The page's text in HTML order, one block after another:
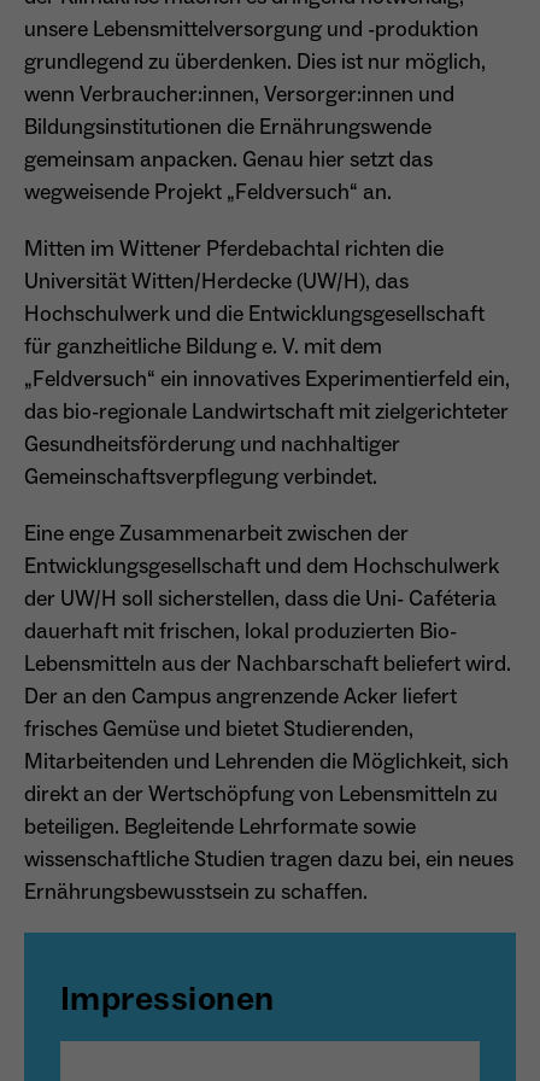
Name PHPSESSID
Anbieter Session Cookies
Laufzeit
Sessio-Cookie wird beim Schliessen der
Zweck
PHPs Standard Sitzungs-Identifikation
(Formulare).
Name be_typo_user
Anbieter
Zweck
Dieser Cookie teilt der Webseite mit, ob ein
Besucher im Typo3-Backend angemeldet ist
und die Rechte besitzt diese zu verwalten.
Name cookie_optin
Anbieter Sgalinski
Laufzeit 1 Monat
Speichert den Zustimmungsstatus des
Anbieter Matomo
Laufzeit 13 Monate
Zweck
Dient zur anonymen Wiedererkennung eines
Besuchers.
Name _pk_ses*
Anbieter Matomo
Laufzeit 30 Minuten
Zweck
Speichert vorübergehend Daten der
aktuellen Sitzung.
Anbieter Matomo
Laufzeit
Zweck Speichert die Herkunft des Besuchers.
Name MATOMO_SESSID
Anbieter Matomo
Zweck
Temporäre Session-ID, ohne
personenbezogene Daten.
Aktivierung Mehrsprachigkeit
Diese Cookies ermöglichen die automatische Übersetzung
der Website-Inhalte durch GTranslate.
Name googtrans
Laufzeit 1 Jahr
Zweck
Speichert die vom Nutzer gewählte Sprache
für die automatische Übersetzung der
Website.
Cookie-Informationen anzeigen
unsere Lebensmittelversorgung und -produktion
grundlegend zu überdenken. Dies ist nur möglich,
wenn Verbraucher:innen, Versorger:innen und
Bildungsinstitutionen die Ernährungswende
gemeinsam anpacken. Genau hier setzt das
wegweisende Projekt „Feldversuch“ an.
Mitten im Wittener Pferdebachtal richten die
Universität Witten/Herdecke (UW/H), das
Hochschulwerk und die Entwicklungsgesellschaft
für ganzheitliche Bildung e. V. mit dem
„Feldversuch“ ein innovatives Experimentierfeld ein,
das bio-regionale Landwirtschaft mit zielgerichteter
Gesundheitsförderung und nachhaltiger
Gemeinschaftsverpflegung verbindet.
Eine enge Zusammenarbeit zwischen der
Entwicklungsgesellschaft und dem Hochschulwerk
der UW/H soll sicherstellen, dass die Uni- Caféteria
dauerhaft mit frischen, lokal produzierten Bio-
Lebensmitteln aus der Nachbarschaft beliefert wird.
Der an den Campus angrenzende Acker liefert
frisches Gemüse und bietet Studierenden,
Mitarbeitenden und Lehrenden die Möglichkeit, sich
direkt an der Wertschöpfung von Lebensmitteln zu
beteiligen. Begleitende Lehrformate sowie
wissenschaftliche Studien tragen dazu bei, ein neues
Ernährungsbewusstsein zu schaffen.
Impressionen